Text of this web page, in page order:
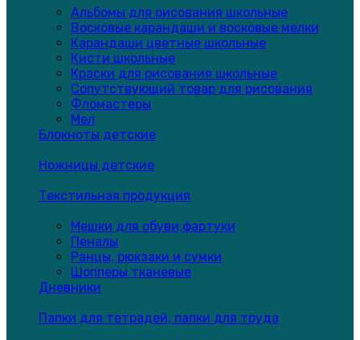
Альбомы для рисования школьные
Восковые карандаши и восковые мелки
Карандаши цветные школьные
Кисти школьные
Краски для рисования школьные
Сопутствующий товар для рисования
Фломастеры
Мел
Блокноты детские
Ножницы детские
Текстильная продукция
Мешки для обуви,фартуки
Пеналы
Ранцы, рюкзаки и сумки
Шопперы тканевые
Дневники
Папки для тетрадей, папки для труда